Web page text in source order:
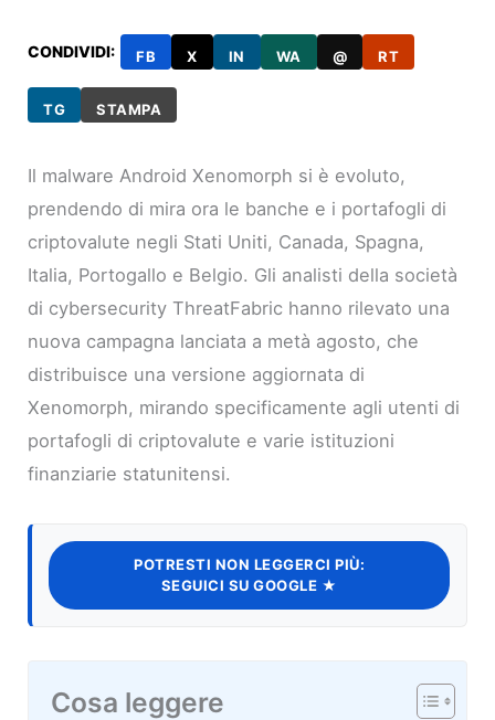
CONDIVIDI: FB X IN WA @ RT
TG STAMPA
Il malware Android Xenomorph si è evoluto,
prendendo di mira ora le banche e i portafogli di
criptovalute negli Stati Uniti, Canada, Spagna,
Italia, Portogallo e Belgio. Gli analisti della società
di cybersecurity ThreatFabric hanno rilevato una
nuova campagna lanciata a metà agosto, che
distribuisce una versione aggiornata di
Xenomorph, mirando specificamente agli utenti di
portafogli di criptovalute e varie istituzioni
finanziarie statunitensi.
POTRESTI NON LEGGERCI PIÙ:
SEGUICI SU GOOGLE ★
Cosa leggere